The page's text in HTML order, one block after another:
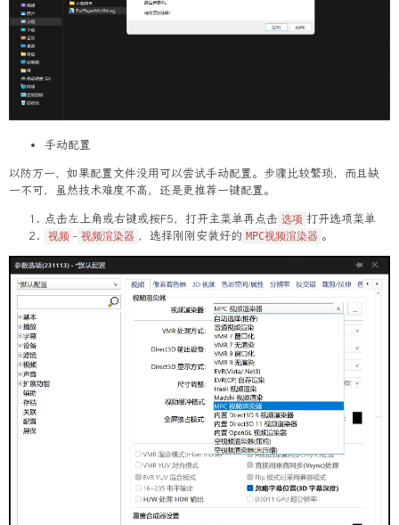
手动配置
以防万一，如果配置文件没用可以尝试手动配置。步骤比较繁琐，而且缺
一不可，虽然技术难度不高，还是更推荐一键配置。
点击左上角或右键或按F5，打开主菜单再点击 选项 打开选项菜单
视频 - 视频渲染器 ，选择刚刚安装好的 MPC视频渲染器 。